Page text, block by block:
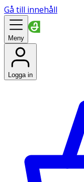
Gå till innehåll
Meny
Logga in